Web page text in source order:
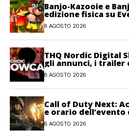
Banjo-Kazooie e
edizione fisica su
8 AGOSTO 2026
THQ Nordic Digital
gli annunci, i trailer
dell’evento
8 AGOSTO 2026
Call of Duty Next:
e orario
Warfare 4
8 AGOSTO 2026